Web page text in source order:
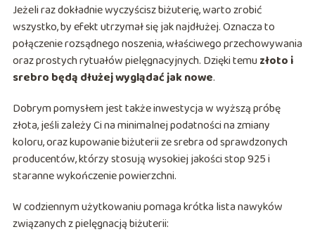
Jeżeli raz dokładnie wyczyścisz biżuterię, warto zrobić
wszystko, by efekt utrzymał się jak najdłużej. Oznacza to
połączenie rozsądnego noszenia, właściwego przechowywania
oraz prostych rytuałów pielęgnacyjnych. Dzięki temuzłoto i
srebro będą dłużej wyglądać jak nowe.
Dobrym pomysłem jest także inwestycja w wyższą próbę
złota, jeśli zależy Ci na minimalnej podatności na zmiany
koloru, oraz kupowanie biżuterii ze srebra od sprawdzonych
producentów, którzy stosują wysokiej jakości stop 925 i
staranne wykończenie powierzchni.
W codziennym użytkowaniu pomaga krótka lista nawyków
związanych z pielęgnacją biżuterii: